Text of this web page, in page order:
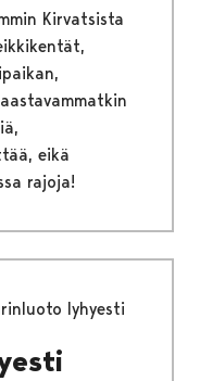
Kirvatsista
eikä
rajoja!
lyhyesti